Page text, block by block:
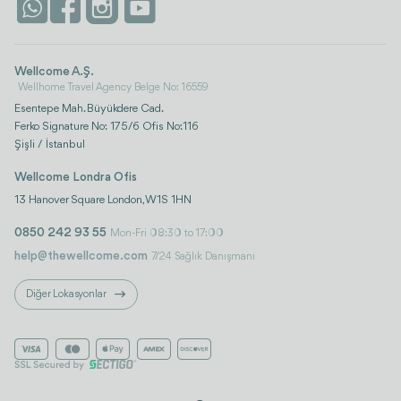
İstanbul
Wellcome A.Ş.
Wellhome Travel Agency Belge No: 16559
Esentepe Mah. Büyükdere Cad.
Ferko Signature No: 175/6 Ofis No:116
Şişli / İstanbul
Wellcome Londra Ofis
13 Hanover Square London, W1S 1HN
0850 242 93 55 Mon-Fri 08:30 to 17:00
help@thewellcome.com 7/24 Sağlık Danışmanı
Diğer Lokasyonlar